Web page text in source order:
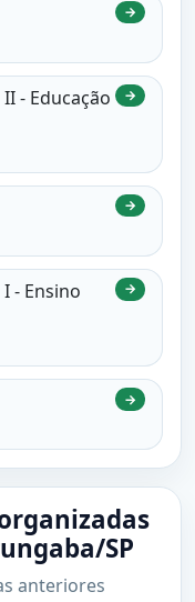
→
- Educação
→
→
- Ensino
→
→
SP
anteriores